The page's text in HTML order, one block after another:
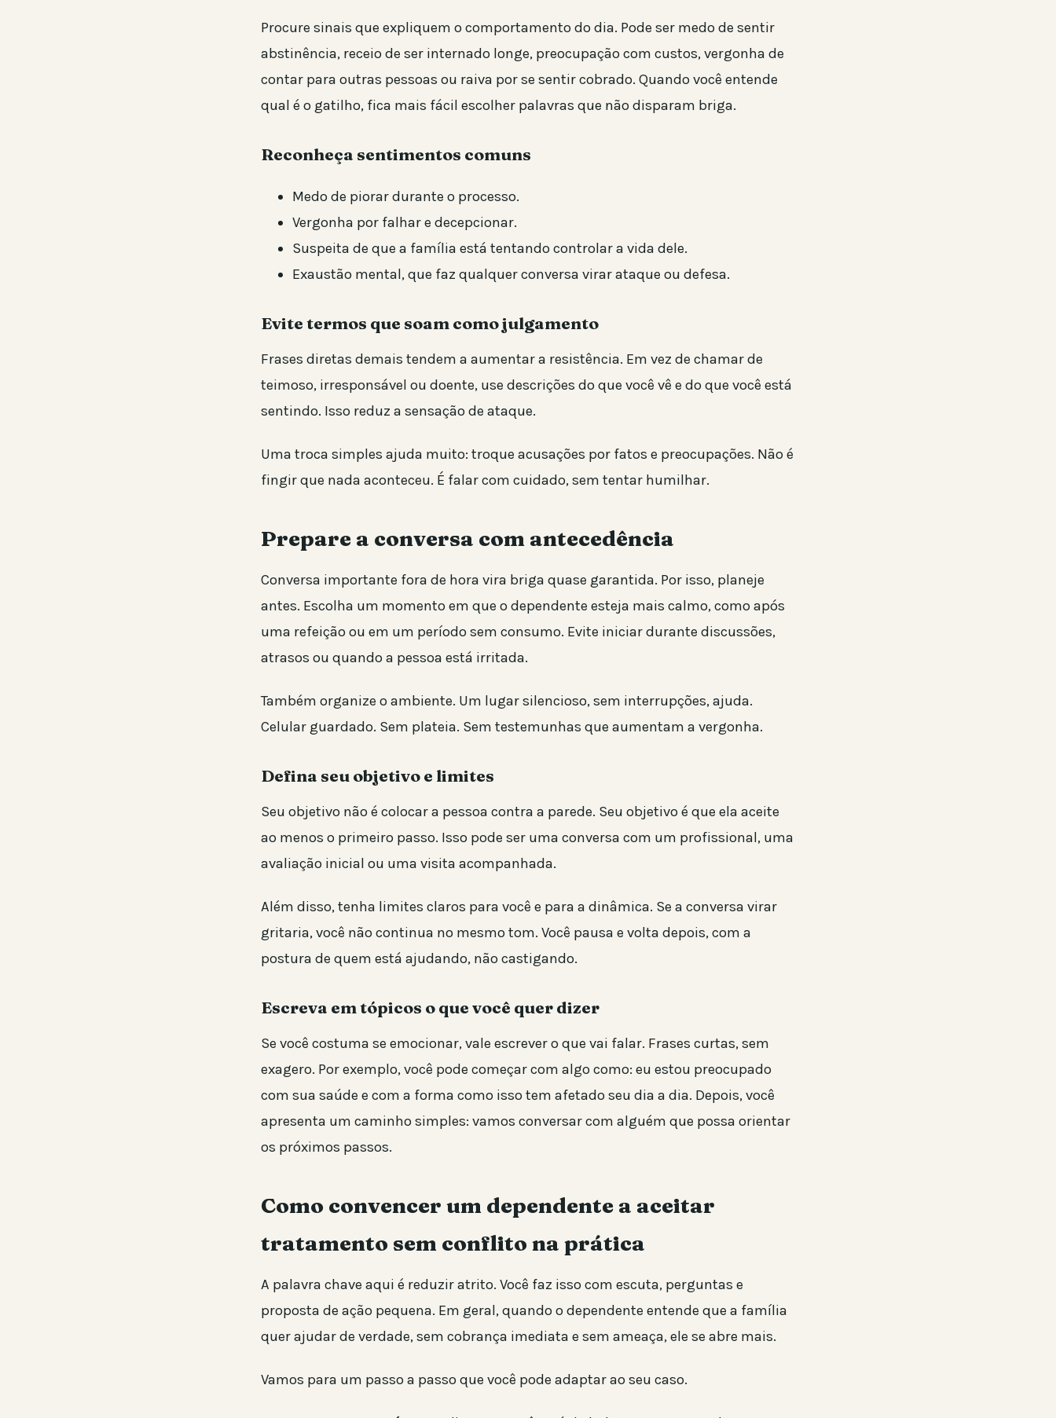
Procure sinais que expliquem o comportamento do dia. Pode ser medo de sentir
abstinência, receio de ser internado longe, preocupação com custos, vergonha de
contar para outras pessoas ou raiva por se sentir cobrado. Quando você entende
qual é o gatilho, fica mais fácil escolher palavras que não disparam briga.
Reconheça sentimentos comuns
Medo de piorar durante o processo.
Vergonha por falhar e decepcionar.
Suspeita de que a família está tentando controlar a vida dele.
Exaustão mental, que faz qualquer conversa virar ataque ou defesa.
Evite termos que soam como julgamento
Frases diretas demais tendem a aumentar a resistência. Em vez de chamar de
teimoso, irresponsável ou doente, use descrições do que você vê e do que você está
sentindo. Isso reduz a sensação de ataque.
Uma troca simples ajuda muito: troque acusações por fatos e preocupações. Não é
fingir que nada aconteceu. É falar com cuidado, sem tentar humilhar.
Prepare a conversa com antecedência
Conversa importante fora de hora vira briga quase garantida. Por isso, planeje
antes. Escolha um momento em que o dependente esteja mais calmo, como após
uma refeição ou em um período sem consumo. Evite iniciar durante discussões,
atrasos ou quando a pessoa está irritada.
Também organize o ambiente. Um lugar silencioso, sem interrupções, ajuda.
Celular guardado. Sem plateia. Sem testemunhas que aumentam a vergonha.
Defina seu objetivo e limites
Seu objetivo não é colocar a pessoa contra a parede. Seu objetivo é que ela aceite
ao menos o primeiro passo. Isso pode ser uma conversa com um profissional, uma
avaliação inicial ou uma visita acompanhada.
Além disso, tenha limites claros para você e para a dinâmica. Se a conversa virar
gritaria, você não continua no mesmo tom. Você pausa e volta depois, com a
postura de quem está ajudando, não castigando.
Escreva em tópicos o que você quer dizer
Se você costuma se emocionar, vale escrever o que vai falar. Frases curtas, sem
exagero. Por exemplo, você pode começar com algo como: eu estou preocupado
com sua saúde e com a forma como isso tem afetado seu dia a dia. Depois, você
apresenta um caminho simples: vamos conversar com alguém que possa orientar
os próximos passos.
Como convencer um dependente a aceitar
tratamento sem conflito na prática
A palavra chave aqui é reduzir atrito. Você faz isso com escuta, perguntas e
proposta de ação pequena. Em geral, quando o dependente entende que a família
quer ajudar de verdade, sem cobrança imediata e sem ameaça, ele se abre mais.
Vamos para um passo a passo que você pode adaptar ao seu caso.